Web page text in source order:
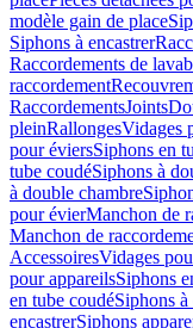
modèle gain de place
Siphons à encastrer
Raccordements de
raccordement
RaccordementsJoints
pleinRallongesVidages
pour éviersSiphons en
tube coudéSiphons à
à double chambre
pour évierManchon de
Manchon de
AccessoiresVidages
pour appareilsSiphons
en tube coudéSiphons à
encastrerSiphons